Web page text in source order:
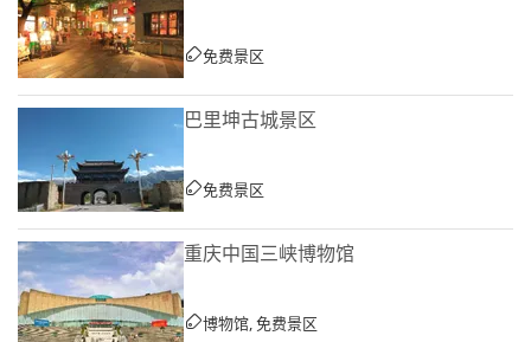
免费景区
巴里坤古城景区
免费景区
重庆中国三峡博物馆
博物馆, 免费景区